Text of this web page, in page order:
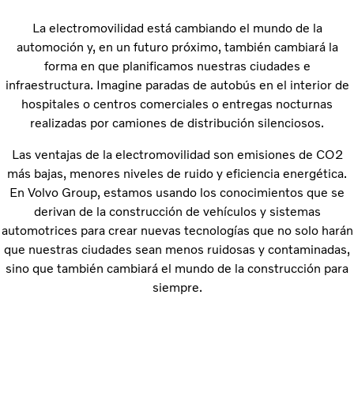
La electromovilidad está cambiando el mundo de la
automoción y, en un futuro próximo, también cambiará la
forma en que planificamos nuestras ciudades e
infraestructura. Imagine paradas de autobús en el interior de
hospitales o centros comerciales o entregas nocturnas
realizadas por camiones de distribución silenciosos.
Las ventajas de la electromovilidad son emisiones de CO2
más bajas, menores niveles de ruido y eficiencia energética.
En Volvo Group, estamos usando los conocimientos que se
derivan de la construcción de vehículos y sistemas
automotrices para crear nuevas tecnologías que no solo harán
que nuestras ciudades sean menos ruidosas y contaminadas,
sino que también cambiará el mundo de la construcción para
siempre.